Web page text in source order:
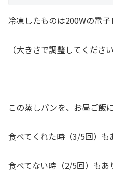
冷凍したものは200Wの電子
（大きさで調整してください
この蒸しパンを、お昼ご飯
食べてくれた時（3/5回）も
食べてない時（2/5回）も